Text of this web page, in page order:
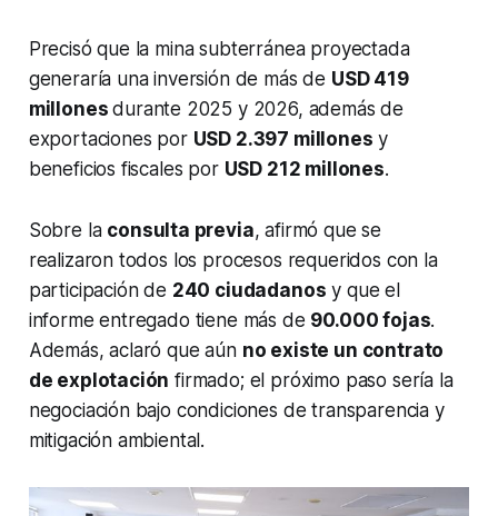
Precisó que la mina subterránea proyectada
generaría una inversión de más de USD 419
millonesdurante 2025 y 2026, además de
exportaciones por USD 2.397 millones y
beneficios fiscales por USD 212 millones.
Sobre la consulta previa, afirmó que se
realizaron todos los procesos requeridos con la
participación de 240 ciudadanos y que el
informe entregado tiene más de 90.000 fojas.
Además, aclaró que aún no existe un contrato
de explotación firmado; el próximo paso sería la
negociación bajo condiciones de transparencia y
mitigación ambiental.